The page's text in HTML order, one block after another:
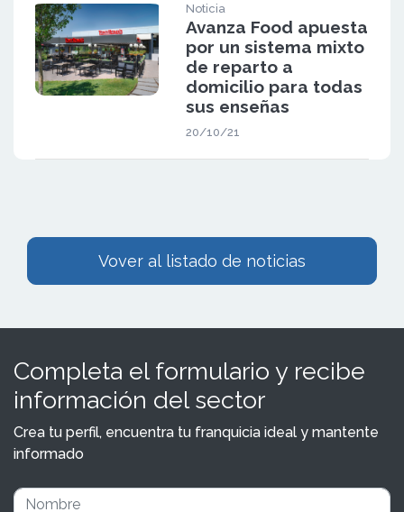
Noticia
Avanza Food apuesta
por un sistema mixto
de reparto a
domicilio para todas
sus enseñas
20/10/21
Vover al listado de noticias
Completa el formulario y recibe
información del sector
Crea tu perfil, encuentra tu franquicia ideal y mantente
informado